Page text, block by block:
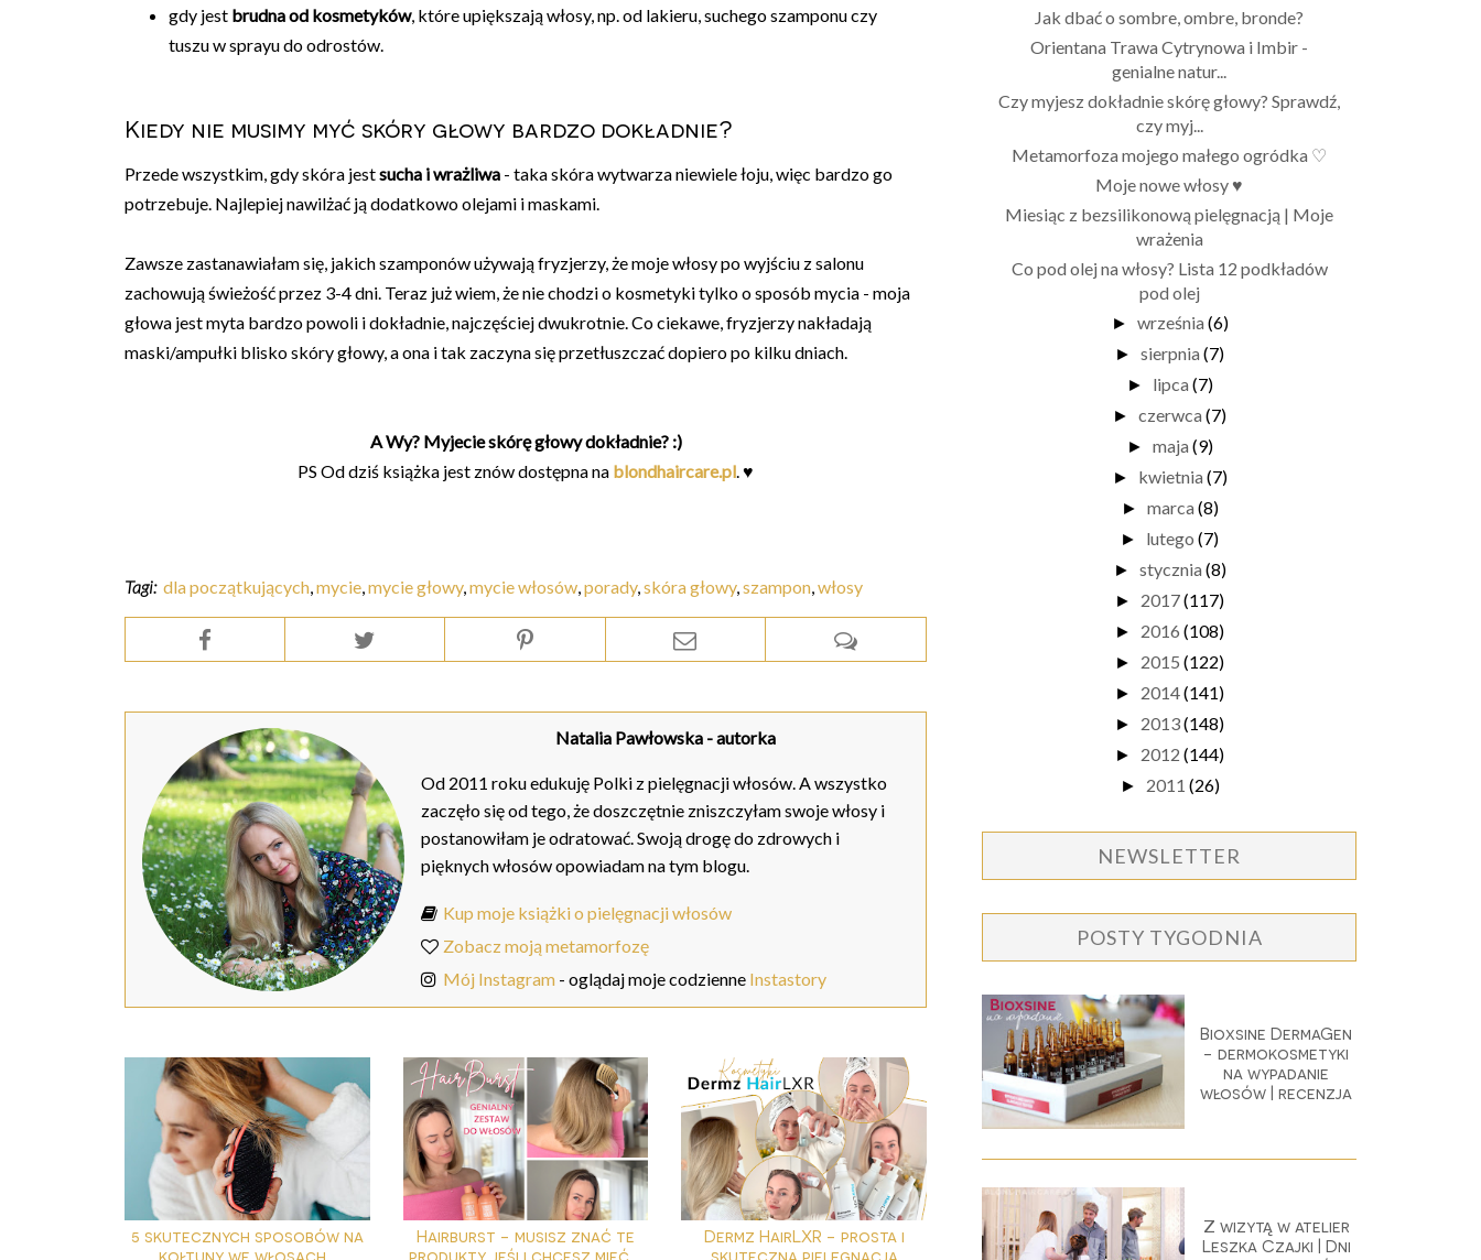
gdy jest brudna od kosmetyków, które upiększają włosy, np. od lakieru, suchego szamponu czy
tuszu w sprayu do odrostów.
Kiedy nie musimy myć skóry głowy bardzo dokładnie?
Przede wszystkim, gdy skóra jestsucha i wrażliwa - taka skóra wytwarza niewiele łoju, więc bardzo go
potrzebuje. Najlepiej nawilżać ją dodatkowo olejami i maskami.
Zawsze zastanawiałam się, jakich szamponów używają fryzjerzy, że moje włosy po wyjściu z salonu
zachowują świeżość przez 3-4 dni. Teraz już wiem, że nie chodzi o kosmetyki tylko o sposób mycia - moja
głowa jest myta bardzo powoli i dokładnie, najczęściej dwukrotnie. Co ciekawe, fryzjerzy nakładają
maski/ampułki blisko skóry głowy, a ona i tak zaczyna się przetłuszczać dopiero po kilku dniach.
A Wy? Myjecie skórę głowy dokładnie? :)
PS Od dziś książka jest znów dostępna na blondhaircare.pl. ♥
Tagi: dla początkujących,mycie,mycie głowy,mycie włosów,porady,skóra głowy,szampon,włosy
Natalia Pawłowska- autorka
Od 2011 roku edukuję Polki z pielęgnacji włosów. A wszystko
zaczęło się od tego, że doszczętnie zniszczyłam swoje włosy i
postanowiłam je odratować. Swoją drogę do zdrowych i
pięknych włosów opowiadam na tym blogu.
Kup moje książki o pielęgnacji włosów
Zobacz moją metamorfozę
Mój Instagram - oglądaj moje codzienne Instastory
5 skutecznych sposobów na
kołtuny we włosach...
Hairburst - musisz znać te
produkty, jeśli chcesz mieć ...
Dermz HairLXR - prosta i
skuteczna pielęgnacja
Jak dbać o sombre, ombre, bronde?
Orientana Trawa Cytrynowa i Imbir -
genialne natur...
Czy myjesz dokładnie skórę głowy? Sprawdź,
czy myj...
Metamorfoza mojego małego ogródka ♡
Moje nowe włosy ♥
Miesiąc z bezsilikonową pielęgnacją | Moje
wrażenia
Co pod olej na włosy? Lista 12 podkładów
pod olej
► września (6)
► sierpnia (7)
► lipca (7)
► czerwca (7)
► maja (9)
► kwietnia (7)
► marca (8)
► lutego (7)
► stycznia (8)
► 2017(117)
► 2016 (108)
► 2015 (122)
► 2014(141)
► 2013(148)
► 2012 (144)
► 2011 (26)
NEWSLETTER
POSTY TYGODNIA
Bioxsine DermaGen
- dermokosmetyki
na wypadanie
włosów | recenzja
Z wizytą w atelier
Leszka Czajki | Dni